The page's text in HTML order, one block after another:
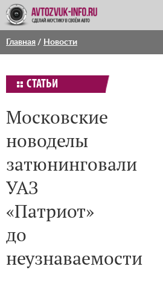
Главная / Новости
СТАТЬИ
Московские
новоделы
затюнинговали
УАЗ
«Патриот»
до
неузнаваемости